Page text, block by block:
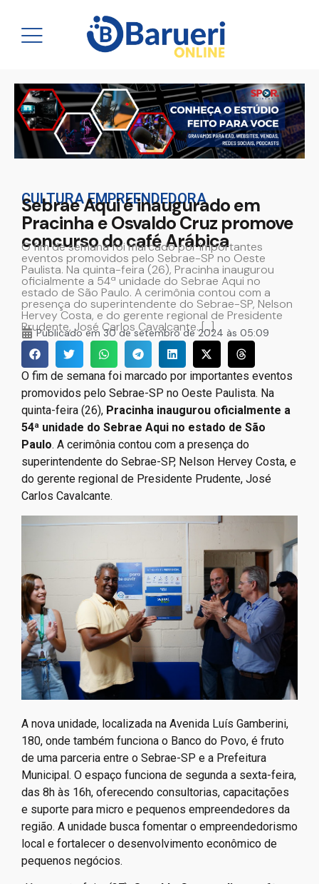
CULTURA EMPREENDEDORA
Sebrae Aqui é inaugurado em
Pracinha e Osvaldo Cruz promove
concurso do café Arábica
O fim de semana foi marcado por importantes
eventos promovidos pelo Sebrae-SP no Oeste
Paulista. Na quinta-feira (26), Pracinha inaugurou
oficialmente a 54ª unidade do Sebrae Aqui no
estado de São Paulo. A cerimônia contou com a
presença do superintendente do Sebrae-SP, Nelson
Hervey Costa, e do gerente regional de Presidente
Prudente, José Carlos Cavalcante. […]
Publicado em30 de setembro de 2024 às 05:09
O fim de semana foi marcado por importantes eventos
promovidos pelo Sebrae-SP no Oeste Paulista. Na
quinta-feira (26), Pracinha inaugurou oficialmente a
54ª unidade do Sebrae Aqui no estado de São
Paulo. A cerimônia contou com a presença do
superintendente do Sebrae-SP, Nelson Hervey Costa, e
do gerente regional de Presidente Prudente, José
Carlos Cavalcante.
A nova unidade, localizada na Avenida Luís Gamberini,
180, onde também funciona o Banco do Povo, é fruto
de uma parceria entre o Sebrae-SP e a Prefeitura
Municipal. O espaço funciona de segunda a sexta-feira,
das 8h às 16h, oferecendo consultorias, capacitações
e suporte para micro e pequenos empreendedores da
região. A unidade busca fomentar o empreendedorismo
local e fortalecer o desenvolvimento econômico de
pequenos negócios.